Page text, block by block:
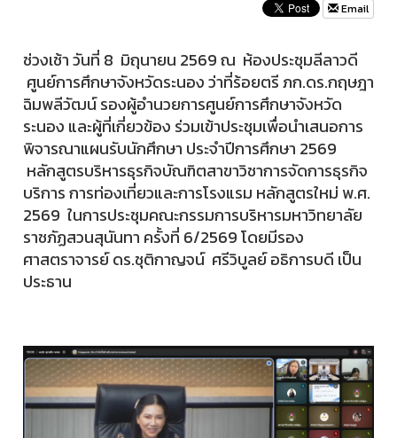
Email
ช่วงเช้า วันที่ 8 มิถุนายน 2569 ณ ห้องประชุมลีลาวดี
ศูนย์การศึกษาจังหวัดระนอง ว่าที่ร้อยตรี ภก.ดร.กฤษฎา
ฉิมพลีวัฒน์ รองผู้อำนวยการศูนย์การศึกษาจังหวัด
ระนอง และผู้ที่เกี่ยวข้อง ร่วมเข้าประชุมเพื่อนำเสนอการ
พิจารณาแผนรับนักศึกษา ประจำปีการศึกษา 2569
หลักสูตรบริหารธุรกิจบัณฑิตสาขาวิชาการจัดการธุรกิจ
บริการ การท่องเที่ยวและการโรงแรม หลักสูตรใหม่ พ.ศ.
2569 ในการประชุมคณะกรรมการบริหารมหาวิทยาลัย
ราชภัฏสวนสุนันทา ครั้งที่ 6/2569 โดยมีรอง
ศาสตราจารย์ ดร.ชุติกาญจน์ ศรีวิบูลย์ อธิการบดี เป็น
ประธาน